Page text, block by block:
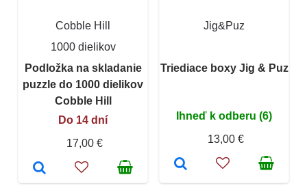
Cobble Hill
1000 dielikov
Podložka na skladanie
puzzle do 1000 dielikov
Cobble Hill
Do 14 dní
17,00 €
Jig&Puz
Triediace boxy Jig & Puz
Ihneď k odberu (6)
13,00 €